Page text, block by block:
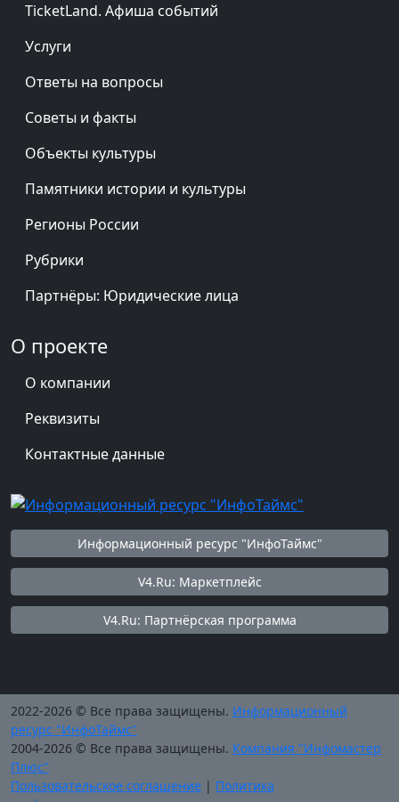
TicketLand. Афиша событий
Услуги
Ответы на вопросы
Советы и факты
Объекты культуры
Памятники истории и культуры
Регионы России
Рубрики
Партнёры: Юридические лица
О проекте
О компании
Реквизиты
Контактные данные
Информационный ресурс "ИнфоТаймс"
V4.Ru: Маркетплейс
V4.Ru: Партнёрская программа
2022-2026 © Все права защищены. Информационный
ресурс "ИнфоТаймс"
2004-2026 © Все права защищены. Компания "Инфомастер
Плюс"
Пользовательское соглашение | Политика